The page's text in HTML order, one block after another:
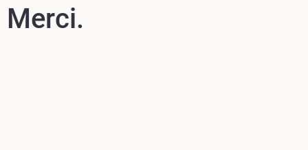
Merci.